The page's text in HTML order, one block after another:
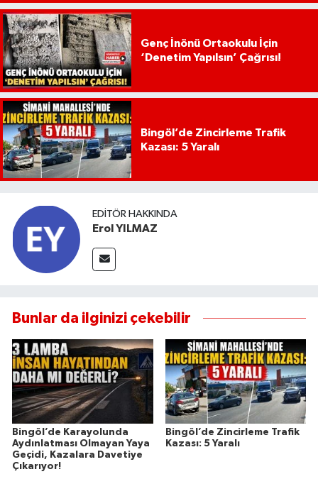
Genç İnönü Ortaokulu İçin
‘Denetim Yapılsın’ Çağrısı!
Bingöl’de Zincirleme Trafik
Kazası: 5 Yaralı
EDITÖR HAKKINDA
Erol YILMAZ
Bunlar da ilginizi çekebilir
Bingöl’de Karayolunda
Aydınlatması Olmayan Yaya
Geçidi, Kazalara Davetiye
Çıkarıyor!
Bingöl’de Zincirleme Trafik
Kazası: 5 Yaralı